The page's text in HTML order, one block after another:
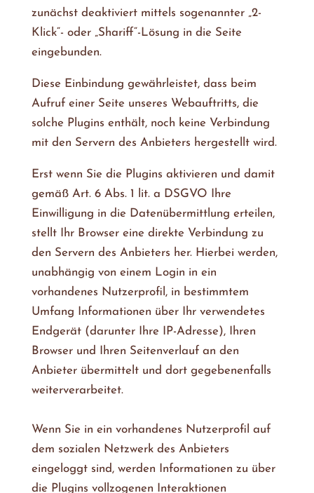
zunächst deaktiviert mittels sogenannter „2-
Klick“- oder „Shariff“-Lösung in die Seite
eingebunden.
Diese Einbindung gewährleistet, dass beim
Aufruf einer Seite unseres Webauftritts, die
solche Plugins enthält, noch keine Verbindung
mit den Servern des Anbieters hergestellt wird.
Erst wenn Sie die Plugins aktivieren und damit
gemäß Art. 6 Abs. 1 lit. a DSGVO Ihre
Einwilligung in die Datenübermittlung erteilen,
stellt Ihr Browser eine direkte Verbindung zu
den Servern des Anbieters her. Hierbei werden,
unabhängig von einem Login in ein
vorhandenes Nutzerprofil, in bestimmtem
Umfang Informationen über Ihr verwendetes
Endgerät (darunter Ihre IP-Adresse), Ihren
Browser und Ihren Seitenverlauf an den
Anbieter übermittelt und dort gegebenenfalls
weiterverarbeitet.
Wenn Sie in ein vorhandenes Nutzerprofil auf
dem sozialen Netzwerk des Anbieters
eingeloggt sind, werden Informationen zu über
die Plugins vollzogenen Interaktionen